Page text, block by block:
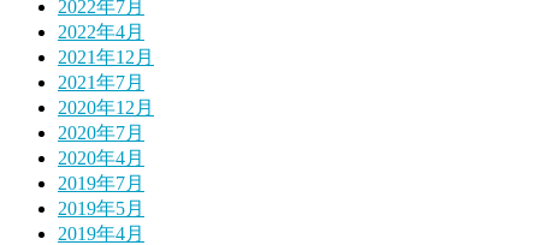
2022年7月
2022年4月
2021年12月
2021年7月
2020年12月
2020年7月
2020年4月
2019年7月
2019年5月
2019年4月